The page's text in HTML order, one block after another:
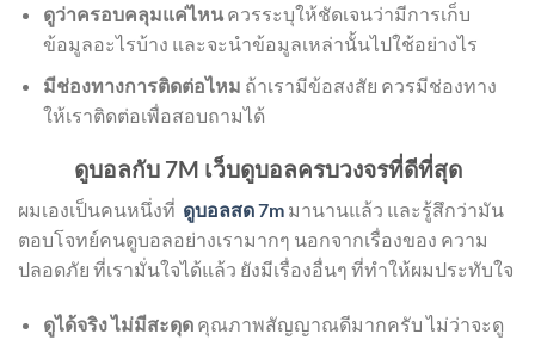
ดูว่าครอบคลุมแค่ไหนควรระบุให้ชัดเจนว่ามีการเก็บ
ข้อมูลอะไรบ้าง และจะนำข้อมูลเหล่านั้นไปใช้อย่างไร
มีช่องทางการติดต่อไหม ถ้าเรามีข้อสงสัย ควรมีช่องทาง
ให้เราติดต่อเพื่อสอบถามได้
ดูบอลกับ 7M เว็บดูบอลครบวงจรที่ดีที่สุด
ผมเองเป็นคนหนึ่งที่ ดูบอลสด 7m มานานแล้ว และรู้สึกว่ามัน
ตอบโจทย์คนดูบอลอย่างเรามากๆ นอกจากเรื่องของ ความ
ปลอดภัย ที่เรามั่นใจได้แล้ว ยังมีเรื่องอื่นๆ ที่ทำให้ผมประทับใจ
ดูได้จริง ไม่มีสะดุดคุณภาพสัญญาณดีมากครับ ไม่ว่าจะดู